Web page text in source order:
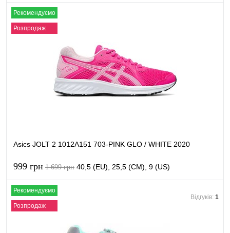
Купити в 1 клік
В наявності
Рекомендуємо
Розпродаж
Asics JOLT 2 1012A151 703-PINK GLO / WHITE 2020
999 грн 1 699 грн 40,5 (EU), 25,5 (CM), 9 (US)
Купити в 1 клік
Рекомендуємо
Розпродаж
Відгуків: 1